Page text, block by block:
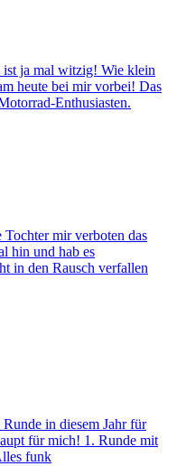
ist ja mal witzig! Wie klein
heute bei mir vorbei! Das
Enthusiasten.
mir verboten das
hin und hab es
in den Rausch verfallen
in diesem Jahr für
für mich! 1. Runde mit
funk